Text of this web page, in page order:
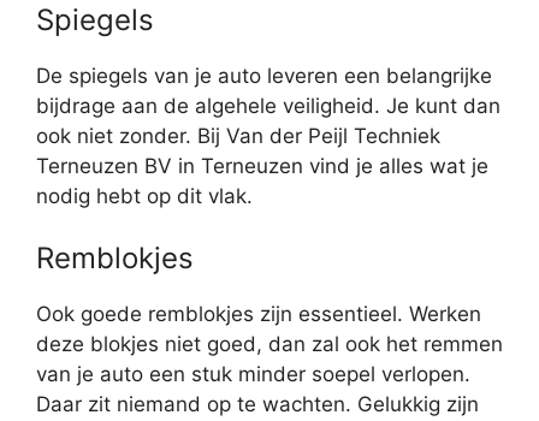
Spiegels
De spiegels van je auto leveren een belangrijke
bijdrage aan de algehele veiligheid. Je kunt dan
ook niet zonder. Bij Van der Peijl Techniek
Terneuzen BV in Terneuzen vind je alles wat je
nodig hebt op dit vlak.
Remblokjes
Ook goede remblokjes zijn essentieel. Werken
deze blokjes niet goed, dan zal ook het remmen
van je auto een stuk minder soepel verlopen.
Daar zit niemand op te wachten. Gelukkig zijn